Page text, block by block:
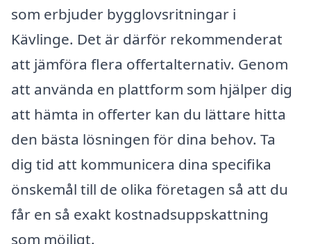
som erbjuder bygglovsritningar i
Kävlinge. Det är därför rekommenderat
att jämföra flera offertalternativ. Genom
att använda en plattform som hjälper dig
att hämta in offerter kan du lättare hitta
den bästa lösningen för dina behov. Ta
dig tid att kommunicera dina specifika
önskemål till de olika företagen så att du
får en så exakt kostnadsuppskattning
som möjligt.